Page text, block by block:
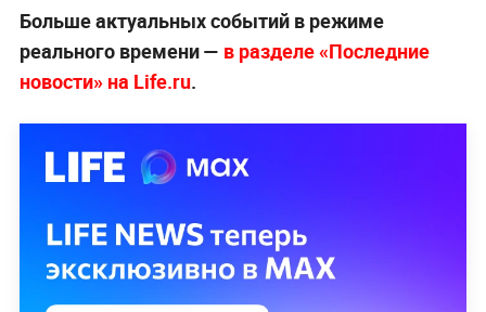
Больше актуальных событий в режиме
реального времени — в разделе «Последние
новости» на Life.ru.